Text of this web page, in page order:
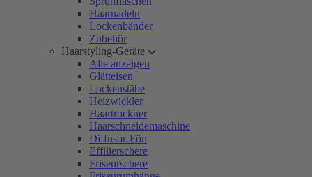
Haarnadeln
Lockenbänder
Zubehör
Haarstyling-Geräte
Alle anzeigen
Glätteisen
Lockenstäbe
Heizwickler
Haartrockner
Haarschneidemaschine
Diffusor-Fön
Effilierschere
Friseurschere